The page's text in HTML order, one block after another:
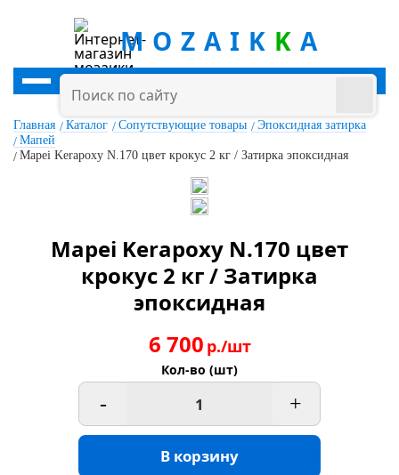
MOZAIK K A
Главная Каталог Сопутствующие товары
Эпоксидная затирка
Мапей
Mapei Kerapoxy N.170 цвет крокус 2 кг / Затирка эпоксидная
Mapei Kerapoxy N.170 цвет
крокус 2 кг / Затирка
эпоксидная
6 700 р./шт
Кол-во (шт)
- +
В корзину